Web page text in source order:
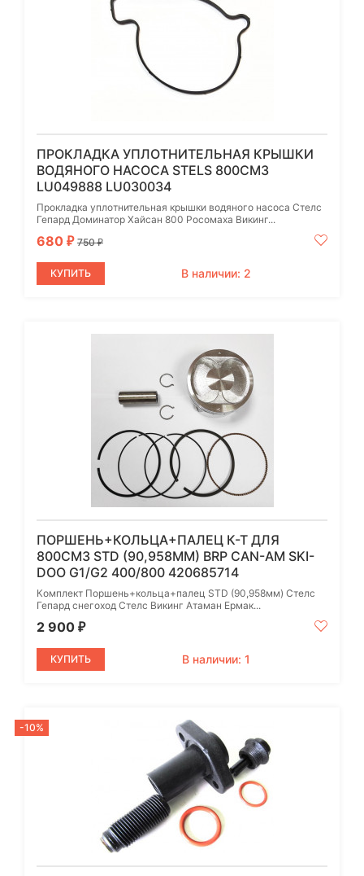
ПРОКЛАДКА УПЛОТНИТЕЛЬНАЯ КРЫШКИ
ВОДЯНОГО НАСОСА STELS 800СМ3
LU049888 LU030034
Прокладка уплотнительная крышки водяного насоса Стелс
Гепард Доминатор Хайсан 800 Росомаха Викинг...
680 ₽ 750₽
КУПИТЬ В наличии: 2
ПОРШЕНЬ+КОЛЬЦА+ПАЛЕЦ К-Т ДЛЯ
800СМ3 STD (90,958ММ) BRP CAN-AM SKI-
DOO G1/G2 400/800 420685714
Комплект Поршень+кольца+палец STD (90,958мм) Стелс
Гепард снегоход Стелс Викинг Атаман Ермак...
2 900 ₽
КУПИТЬ В наличии: 1
-10%